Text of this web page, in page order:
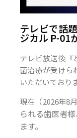
テレビで話
ジカル P-01
テレビ放送後『
菌治療が受けら
いただいており
現在（2026年8
られる歯医者
ます。